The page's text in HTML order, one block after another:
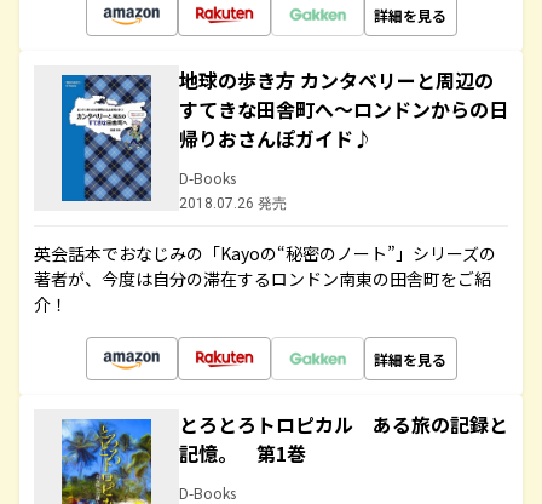
詳細を見る
地球の歩き方 カンタベリーと周辺の
すてきな田舎町へ～ロンドンからの日
帰りおさんぽガイド♪
D-Books
2018.07.26 発売
英会話本でおなじみの「Kayoの“秘密のノート”」シリーズの
著者が、今度は自分の滞在するロンドン南東の田舎町をご紹
介！
詳細を見る
とろとろトロピカル ある旅の記録と
記憶。 第1巻
D-Books